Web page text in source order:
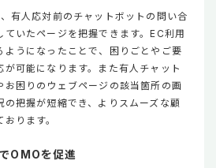
有人応対前のチャットボットの問い合
いたページを把握できます。EC利用
ようになったことで、困りごとやご要
可能になります。また有人チャット
お困りのウェブページの該当箇所の画
把握が短縮でき、よりスムーズな顧
ります。
OMOを促進